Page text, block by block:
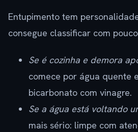
Entupimento tem
consegue classificar com
Se é cozinha e demora
comece por água quente
bicarbonato com vinagre.
Se a água está voltando
mais sério: limpe com